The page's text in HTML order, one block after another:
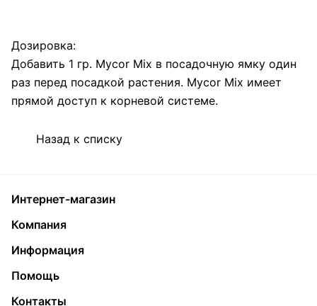
Дозировка:
Добавить 1 гр. Mycor Mix в посадочную ямку один
раз перед посадкой растения. Mycor Mix имеет
прямой доступ к корневой системе.
Назад к списку
Интернет-магазин
Компания
Информация
Помощь
Контакты